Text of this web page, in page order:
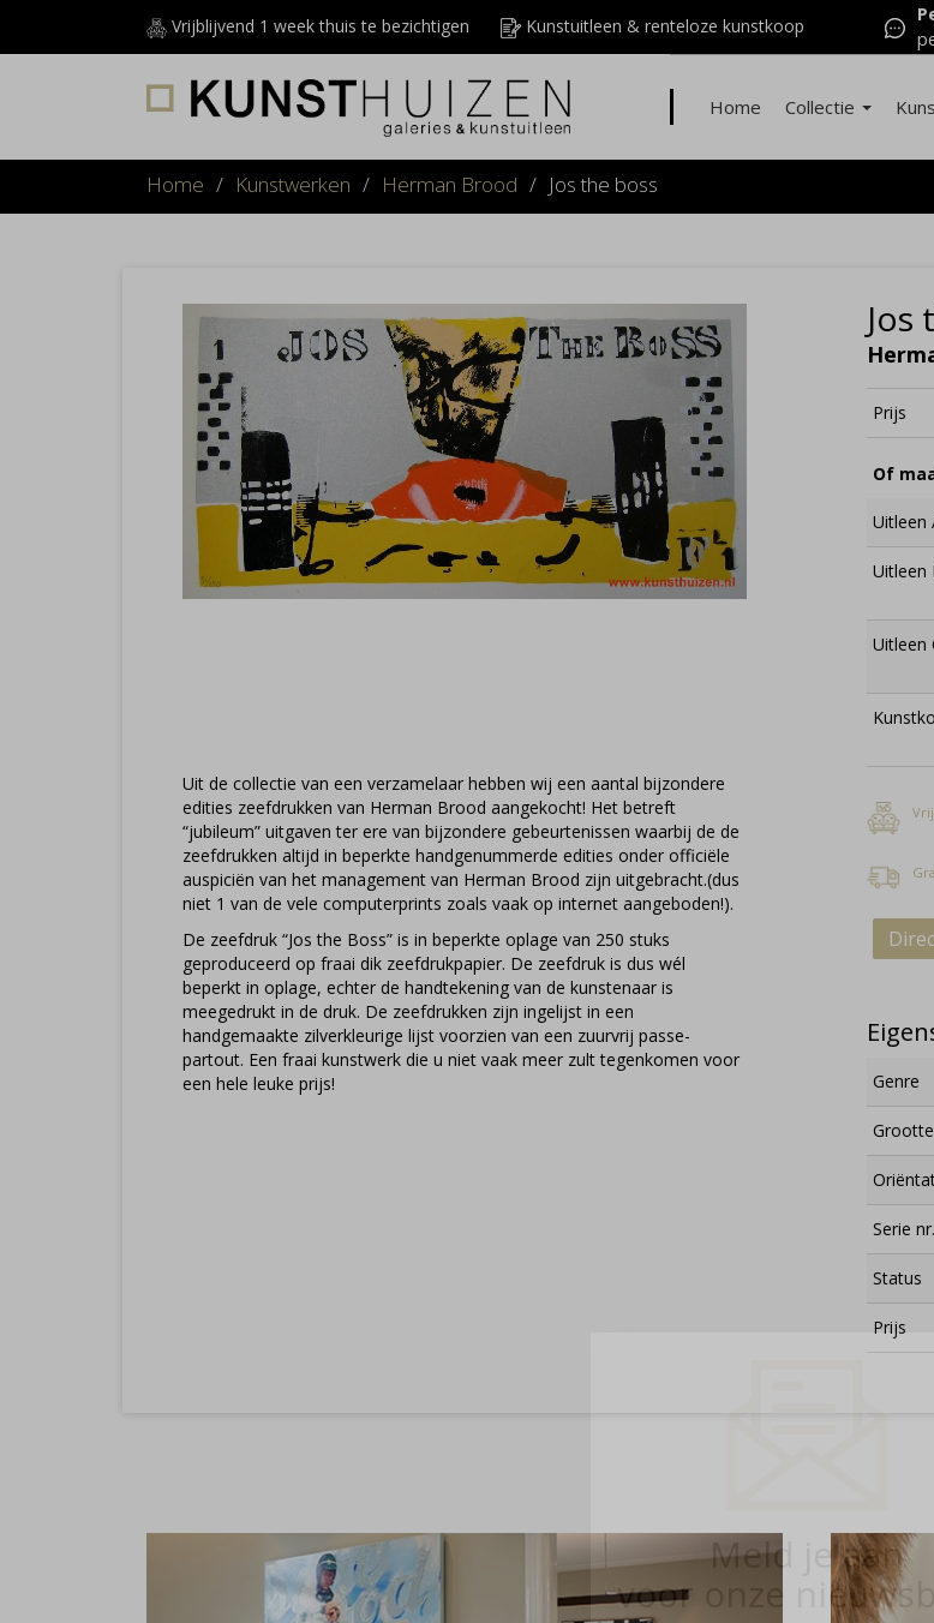
Vrijblijvend 1 week thuis te bezichtigen Kunstuitleen & renteloze kunstkoop
Home Collectie
Home / Kunstwerken / Herman Brood / Jos the boss
Uit de collectie van een verzamelaar hebben wij een aantal bijzondere
edities zeefdrukken van Herman Brood aangekocht! Het betreft
“jubileum” uitgaven ter ere van bijzondere gebeurtenissen waarbij de de
zeefdrukken altijd in beperkte handgenummerde edities onder officiële
auspiciën van het management van Herman Brood zijn uitgebracht.(dus
niet 1 van de vele computerprints zoals vaak op internet aangeboden!).
De zeefdruk “Jos the Boss” is in beperkte oplage van 250 stuks
geproduceerd op fraai dik zeefdrukpapier. De zeefdruk is dus wél
beperkt in oplage, echter de handtekening van de kunstenaar is
meegedrukt in de druk. De zeefdrukken zijn ingelijst in een
handgemaakte zilverkleurige lijst voorzien van een zuurvrij passe-
partout. Een fraai kunstwerk die u niet vaak meer zult tegenkomen voor
een hele leuke prijs!
Jos
Prijs
Of
Uitleen
Uitleen
Uitleen
Genre
Serie nr.
Status
Prijs
Meld je aan
voor onze